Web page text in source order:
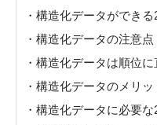
・構造化データができる
・構造化データの注意点
・構造化データは順位
・構造化データのメリ
・構造化データに必要